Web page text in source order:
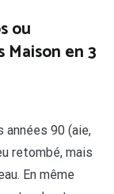
ou
Maison en 3
années 90 (aie,
retombé, mais
En même